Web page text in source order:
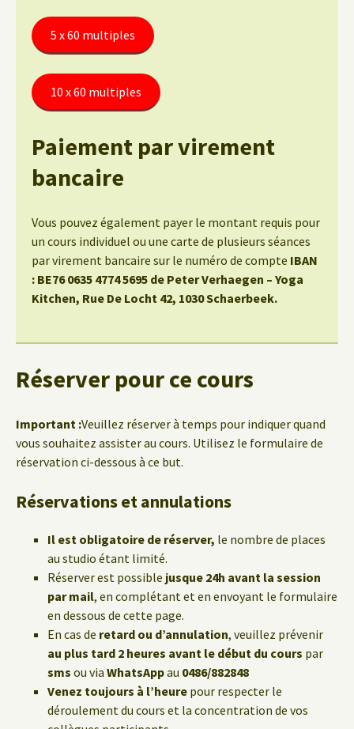
5 x 60 multiples
10 x 60 multiples
Paiement par virement
bancaire
Vous pouvez également payer le montant requis pour
un cours individuel ou une carte de plusieurs séances
par virement bancaire sur le numéro de compte IBAN
: BE76 0635 4774 5695 de Peter Verhaegen – Yoga
Kitchen, Rue De Locht 42, 1030 Schaerbeek.
Réserver pour ce cours
Important :Veuillez réserver à temps pour indiquer quand
vous souhaitez assister au cours. Utilisez le formulaire de
réservation ci-dessous à ce but.
Réservations et annulations
Il est obligatoire de réserver, le nombre de places
au studio étant limité.
Réserver est possible jusque 24h avant la session
par mail, en complétant et en envoyant le formulaire
en dessous de cette page.
En cas de retard ou d’annulation, veuillez prévenir
au plus tard 2 heures avant le début du cours par
sms ou via WhatsAppau 0486/882848
Venez toujours à l’heure pour respecter le
déroulement du cours et la concentration de vos